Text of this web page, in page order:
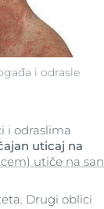
i odrasle
i odraslima
uticaj na
utiče na san
Drugi oblici